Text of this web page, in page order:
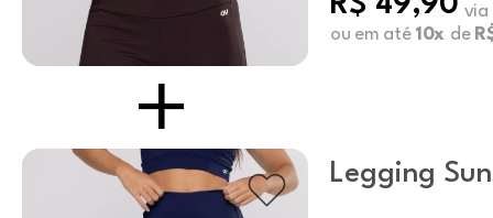
via
ou em até 10x de
Legging